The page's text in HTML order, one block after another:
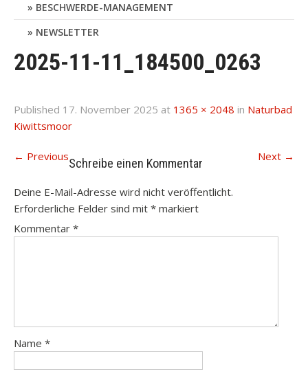
BESCHWERDE-MANAGEMENT
NEWSLETTER
2025-11-11_184500_0263
Published 17. November 2025 at 1365 × 2048 in Naturbad
Kiwittsmoor
← Previous Next →
Schreibe einen Kommentar
Deine E-Mail-Adresse wird nicht veröffentlicht.
Erforderliche Felder sind mit * markiert
Kommentar *
Name *